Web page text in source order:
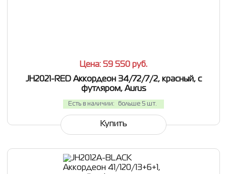
Цена: 59 550 руб.
JH2021-RED Аккордеон 34/72/7/2, красный, с
футляром, Aurus
Есть в наличии: больше 5 шт.
Купить